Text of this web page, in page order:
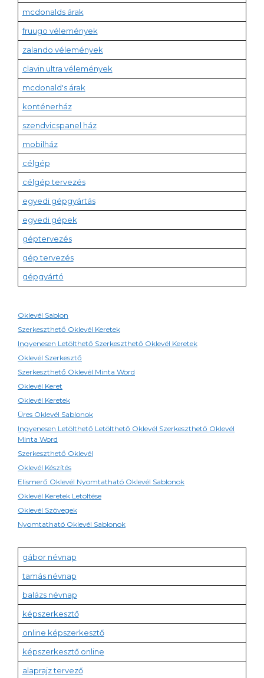
mcdonalds árak
fruugo vélemények
zalando vélemények
clavin ultra vélemények
mcdonald's árak
konténerház
szendvicspanel ház
mobilház
célgép
célgép tervezés
egyedi gépgyártás
egyedi gépek
géptervezés
gép tervezés
gépgyártó
Oklevél Sablon
Szerkeszthető Oklevél Keretek
Ingyenesen Letölthető Szerkeszthető Oklevél Keretek
Oklevél Szerkesztő
Szerkeszthető Oklevél Minta Word
Oklevél Keret
Oklevél Keretek
Üres Oklevél Sablonok
Ingyenesen Letölthető Letölthető Oklevél Szerkeszthető Oklevél
Minta Word
Szerkeszthető Oklevél
Oklevél Készítés
Elismerő Oklevél Nyomtatható Oklevél Sablonok
Oklevél Keretek Letöltése
Oklevél Szövegek
Nyomtatható Oklevél Sablonok
gábor névnap
tamás névnap
balázs névnap
képszerkesztő
online képszerkesztő
képszerkesztő online
alaprajz tervező